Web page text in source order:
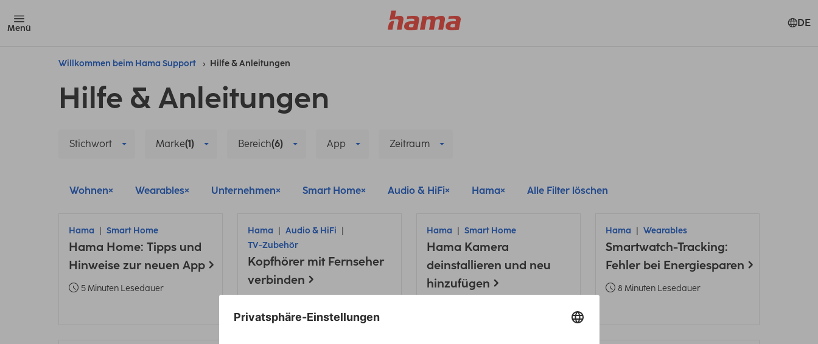
Menü DE
Willkommen beim Hama Support Hilfe & Anleitungen
Hilfe & Anleitungen
Stichwort Marke(1) Bereich(6) App Zeitraum
Wohnen Wearables Unternehmen Smart Home Audio & HiFi Hama Alle Filter löschen
Hama Smart Home
Hama Home: Tipps und
Hinweise zur neuen App
5 Minuten Lesedauer
Hama
Audio & HiFi
TV-Zubehör
Kopfhörer mit Fernseher
verbinden
Hama Smart Home
Hama Kamera
deinstallieren und neu
hinzufügen
Hama Wearables
Smartwatch-Tracking:
Fehler bei Energiesparen
8 Minuten Lesedauer